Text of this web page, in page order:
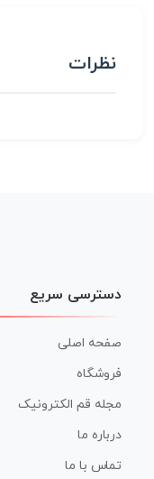
نظرات
دسترسی سریع
صفحه اصلی
فروشگاه
مجله قم الکترونیک
درباره ما
تماس با ما